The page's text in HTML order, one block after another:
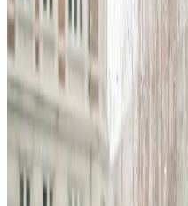
Erhverv, kontor og industri